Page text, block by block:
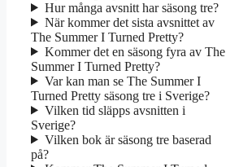
Hur många avsnitt har säsong tre?
När kommer det sista avsnittet av
The Summer I Turned Pretty?
Kommer det en säsong fyra av The
Summer I Turned Pretty?
Var kan man se The Summer I
Turned Pretty säsong tre i Sverige?
Vilken tid släpps avsnitten i
Sverige?
Vilken bok är säsong tre baserad
på?